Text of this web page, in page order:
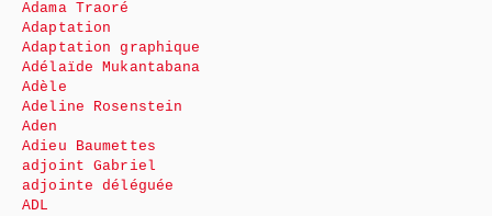
Adama Traoré
Adaptation
Adaptation graphique
Adélaïde Mukantabana
Adèle
Adeline Rosenstein
Aden
Adieu Baumettes
adjoint Gabriel
adjointe déléguée
ADL